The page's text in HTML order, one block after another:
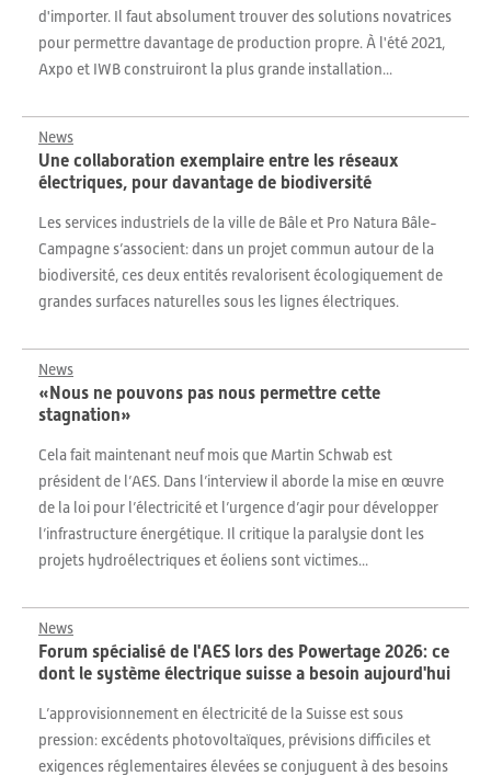
d'importer. Il faut absolument trouver des solutions novatrices
pour permettre davantage de production propre. À l'été 2021,
Axpo et IWB construiront la plus grande installation...
News
Une collaboration exemplaire entre les réseaux
électriques, pour davantage de biodiversité
Les services industriels de la ville de Bâle et Pro Natura Bâle-
Campagne s’associent: dans un projet commun autour de la
biodiversité, ces deux entités revalorisent écologiquement de
grandes surfaces naturelles sous les lignes électriques.
News
«Nous ne pouvons pas nous permettre cette
stagnation»
Cela fait maintenant neuf mois que Martin Schwab est
président de l’AES. Dans l’interview il aborde la mise en œuvre
de la loi pour l’électricité et l’urgence d’agir pour développer
l’infrastructure énergétique. Il critique la paralysie dont les
projets hydroélectriques et éoliens sont victimes...
News
Forum spécialisé de l'AES lors des Powertage 2026: ce
dont le système électrique suisse a besoin aujourd'hui
L’approvisionnement en électricité de la Suisse est sous
pression: excédents photovoltaïques, prévisions difficiles et
exigences réglementaires élevées se conjuguent à des besoins